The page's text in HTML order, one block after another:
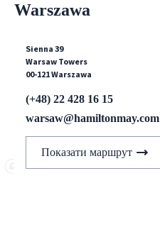
Warszawa
Sienna 39
Warsaw Towers
00-121 Warszawa
(+48) 22 428 16 15
warsaw@hamiltonmay.com
Показати маршрут